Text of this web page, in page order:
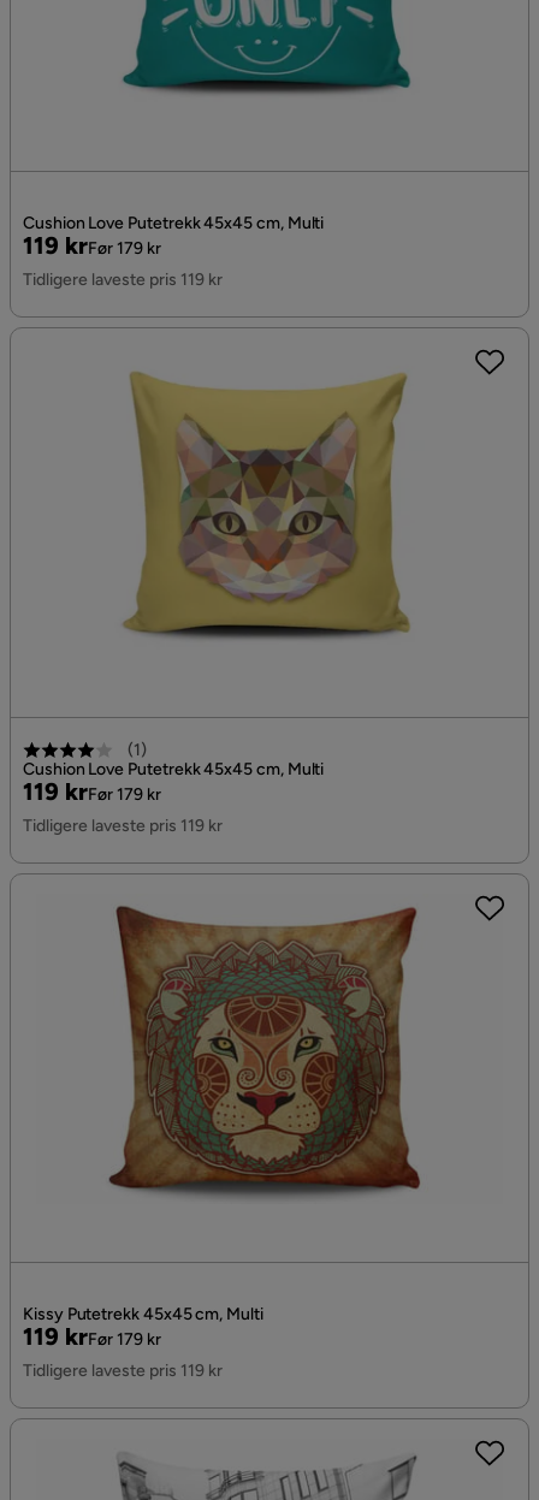
Cushion Love Putetrekk 45x45 cm, Multi
Pris
119 kr
Original
Pris
Før 179 kr
Tidligere laveste pris 119 kr
(1)
Cushion Love Putetrekk 45x45 cm, Multi
Pris
119 kr
Original
Pris
Før 179 kr
Tidligere laveste pris 119 kr
Kissy Putetrekk 45x45 cm, Multi
Pris
119 kr
Original
Pris
Før 179 kr
Tidligere laveste pris 119 kr